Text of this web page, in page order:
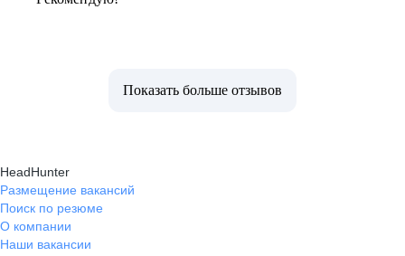
Показать больше отзывов
HeadHunter
Размещение вакансий
Поиск по резюме
О компании
Наши вакансии